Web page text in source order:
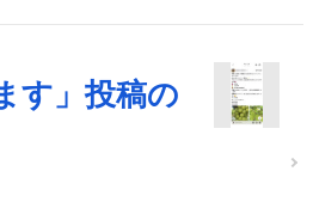
す」投稿の